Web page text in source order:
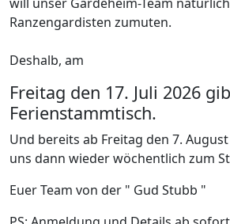
Ranzengardisten zumuten.
Deshalb, am
Freitag den 17. Juli 2026
Ferienstammtisch.
Und bereits ab Freitag den 7.
uns dann wieder wöchentlich zum
Euer Team von der " Gud Stubb "